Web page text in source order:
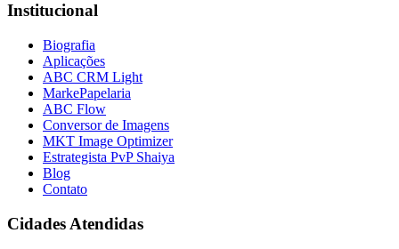
Institucional
Biografia
Aplicações
ABC CRM Light
MarkePapelaria
ABC Flow
Conversor de Imagens
MKT Image Optimizer
Estrategista PvP Shaiya
Blog
Contato
Cidades Atendidas